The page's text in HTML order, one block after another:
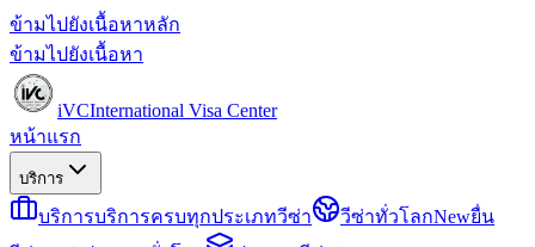
ข้ามไปยังเนื้อหาหลัก
ข้ามไปยังเนื้อหา
iVCInternational Visa Center
หน้าแรก
บริการ
บริการบริการครบทุกประเภทวีซ่า วีซ่าทั่วโลกNewยื่น